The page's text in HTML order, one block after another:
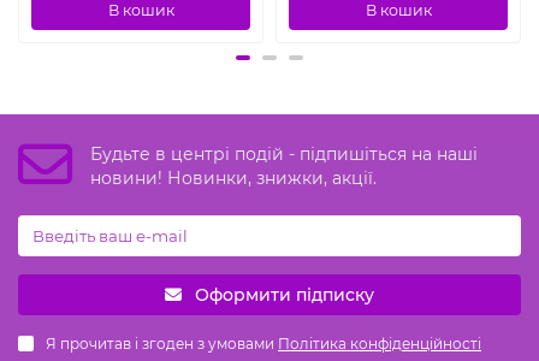
В кошик В кошик
Будьте в центрі подій - підпишіться на наші
новини! Новинки, знижки, акції.
Оформити підписку
Я прочитав і згоден з умовами Політика конфіденційності